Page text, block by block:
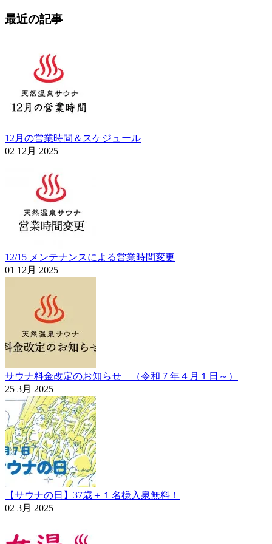
最近の記事
12月の営業時間＆スケジュール
02 12月 2025
12/15 メンテナンスによる営業時間変更
01 12月 2025
サウナ料金改定のお知らせ （令和７年４月１日～）
25 3月 2025
【サウナの日】37歳＋１名様入泉無料！
02 3月 2025